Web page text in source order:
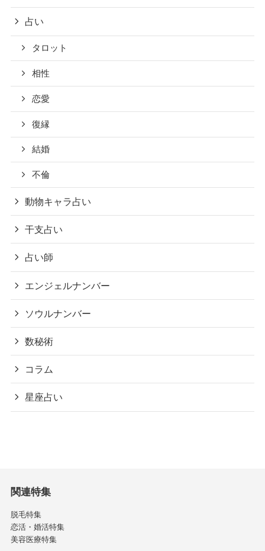
占い
タロット
相性
恋愛
復縁
結婚
不倫
動物キャラ占い
干支占い
占い師
エンジェルナンバー
ソウルナンバー
数秘術
コラム
星座占い
関連特集
脱毛特集
恋活・婚活特集
美容医療特集